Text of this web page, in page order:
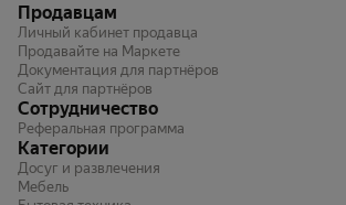
Продавцам
Личный кабинет продавца
Продавайте на Маркете
Документация для партнёров
Сайт для партнёров
Сотрудничество
Реферальная программа
Категории
Досуг и развлечения
Мебель